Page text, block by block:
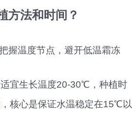
法和时间？
温度节点，避开低温霜冻
生长温度20-30℃，种植时
核心是保证水温稳定在15℃以